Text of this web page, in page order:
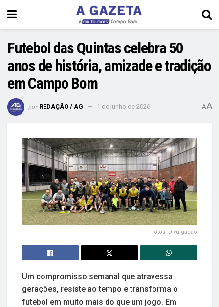
Futebol das Quintas celebra 50
anos de história, amizade e tradição
em Campo Bom
por REDAÇÃO / AG 1 de junho de 2026 AA
Fotos: Divulgação
Um compromisso semanal que atravessa
gerações, resiste ao tempo e transforma o
futebol em muito mais do que um jogo. Em